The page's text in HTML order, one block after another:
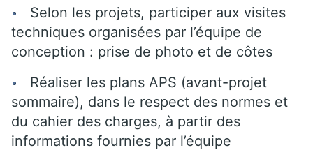
Selon les projets, participer aux visites
techniques organisées par l’équipe de
conception : prise de photo et de côtes
Réaliser les plans APS (avant-projet
sommaire), dans le respect des normes et
du cahier des charges, à partir des
informations fournies par l’équipe